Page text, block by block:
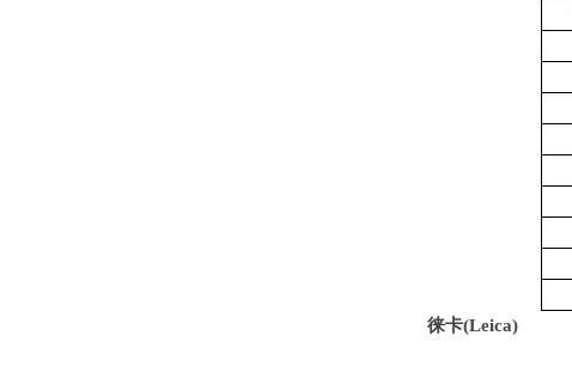
徕卡(Leica)